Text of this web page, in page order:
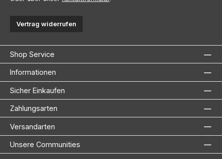
Vertrag widerrufen
Shop Service
Informationen
Sicher Einkaufen
Zahlungsarten
Versandarten
Unsere Communities